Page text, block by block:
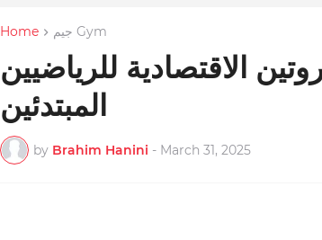
Home جيم Gym
الاقتصادية للرياضيين
المبتدئين
by Brahim Hanini - March 31, 2025